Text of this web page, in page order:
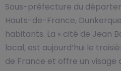
Sous-préfecture du
Hauts-de-France,
habitants. La « cité de Jean
local, est aujourd’hui le
de France et offre un